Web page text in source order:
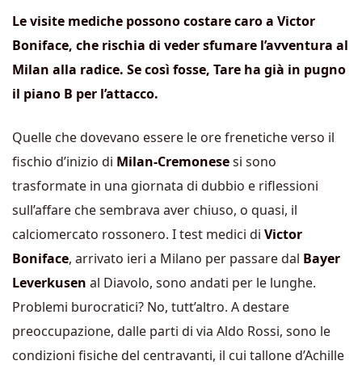
Le visite mediche possono costare caro a Victor
Boniface, che rischia di veder sfumare l’avventura al
Milan alla radice. Se così fosse, Tare ha già in pugno
il piano B per l’attacco.
Quelle che dovevano essere le ore frenetiche verso il
fischio d’inizio di Milan-Cremonesesi sono
trasformate in una giornata di dubbio e riflessioni
sull’affare che sembrava aver chiuso, o quasi, il
calciomercato rossonero. I test medici di Victor
Boniface, arrivato ieri a Milano per passare dal Bayer
Leverkusen al Diavolo, sono andati per le lunghe.
Problemi burocratici? No, tutt’altro. A destare
preoccupazione, dalle parti di via Aldo Rossi, sono le
condizioni fisiche del centravanti, il cui tallone d’Achille